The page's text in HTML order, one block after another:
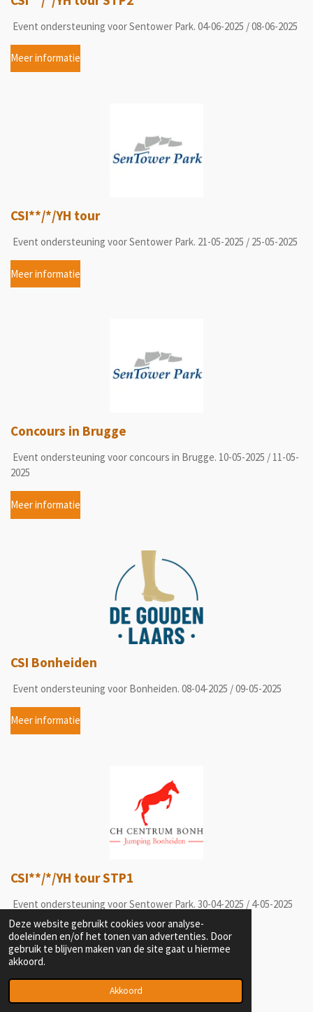
Deze website gebruikt cookies voor analyse-
doeleinden en/of het tonen van advertenties. Door
gebruik te blijven maken van de site gaat u hiermee
akkoord.
Akkoord
Event ondersteuning voor Sentower Park. 04-06-2025 / 08-06-2025
Meer informatie
CSI**/*/YH tour
Event ondersteuning voor Sentower Park. 21-05-2025 / 25-05-2025
Meer informatie
Concours in Brugge
Event ondersteuning voor concours in Brugge. 10-05-2025 / 11-05-
2025
Meer informatie
CSI Bonheiden
Event ondersteuning voor Bonheiden. 08-04-2025 / 09-05-2025
Meer informatie
CSI**/*/YH tour STP1
Event ondersteuning voor Sentower Park. 30-04-2025 / 4-05-2025
Meer informatie